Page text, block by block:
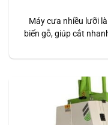
Máy cưa nhiều lưỡi
biến gỗ, giúp cắt
người dùng cần tuân